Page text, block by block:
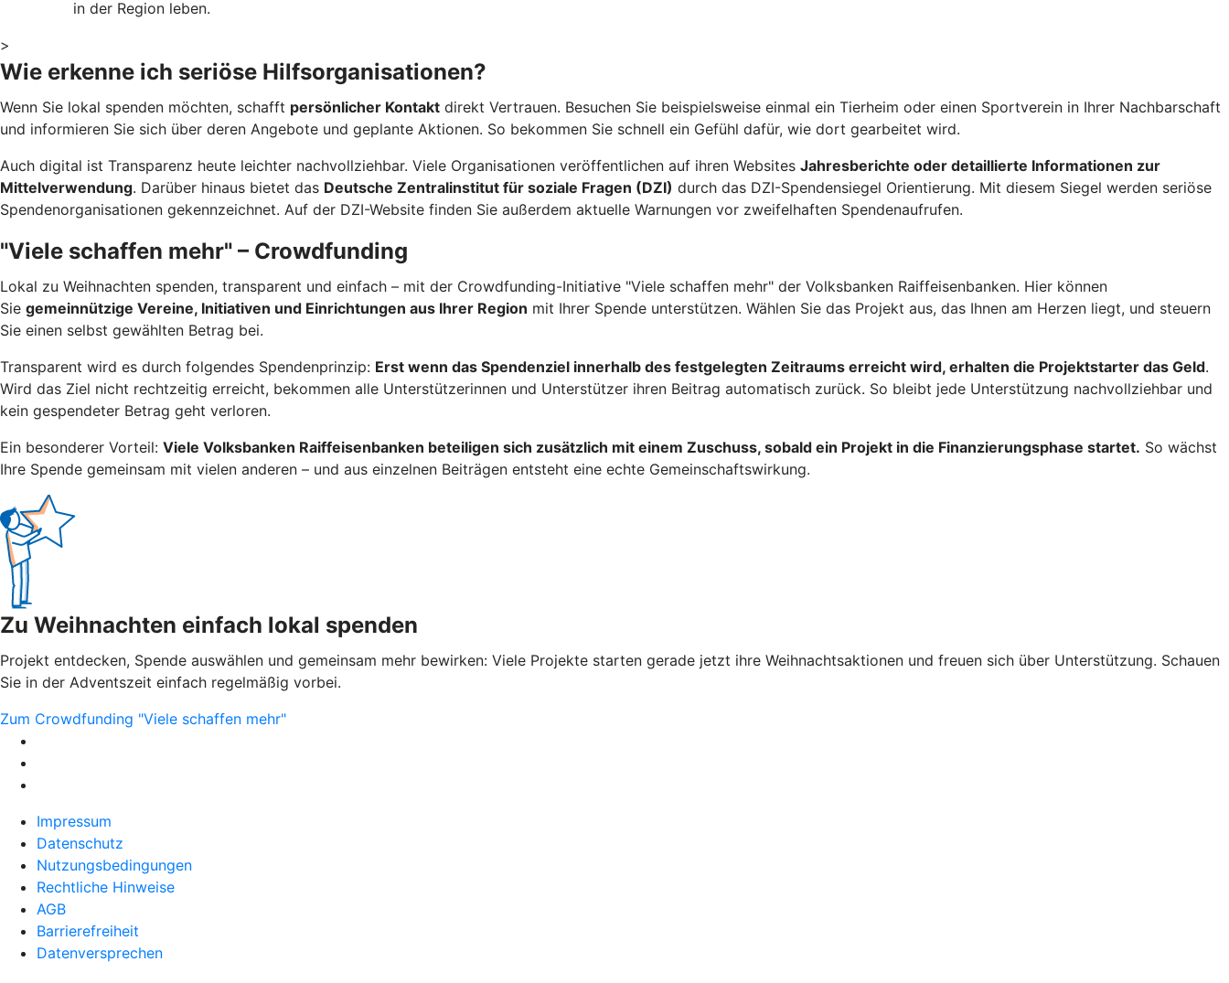
in der Region leben.
>
Wie erkenne ich seriöse Hilfsorganisationen?
Wenn Sie lokal spenden möchten, schafft persönlicher Kontakt direkt Vertrauen. Besuchen Sie beispielsweise einmal ein Tierheim oder einen Sportverein in Ihrer Nachbarschaft
und informieren Sie sich über deren Angebote und geplante Aktionen. So bekommen Sie schnell ein Gefühl dafür, wie dort gearbeitet wird.
Auch digital ist Transparenz heute leichter nachvollziehbar. Viele Organisationen veröffentlichen auf ihren Websites Jahresberichte oder detaillierte Informationen zur
Mittelverwendung. Darüber hinaus bietet das Deutsche Zentralinstitut für soziale Fragen (DZI) durch das DZI-Spendensiegel Orientierung. Mit diesem Siegel werden seriöse
Spendenorganisationen gekennzeichnet. Auf der DZI-Website finden Sie außerdem aktuelle Warnungen vor zweifelhaften Spendenaufrufen.
"Viele schaffen mehr" – Crowdfunding
Lokal zu Weihnachten spenden, transparent und einfach – mit der Crowdfunding-Initiative "Viele schaffen mehr" der Volksbanken Raiffeisenbanken. Hier können
Sie gemeinnützige Vereine, Initiativen und Einrichtungen aus Ihrer Region mit Ihrer Spende unterstützen. Wählen Sie das Projekt aus, das Ihnen am Herzen liegt, und steuern
Sie einen selbst gewählten Betrag bei.
Transparent wird es durch folgendes Spendenprinzip: Erst wenn das Spendenziel innerhalb des festgelegten Zeitraums erreicht wird, erhalten die Projektstarter das Geld.
Wird das Ziel nicht rechtzeitig erreicht, bekommen alle Unterstützerinnen und Unterstützer ihren Beitrag automatisch zurück. So bleibt jede Unterstützung nachvollziehbar und
kein gespendeter Betrag geht verloren.
Ein besonderer Vorteil: Viele Volksbanken Raiffeisenbanken beteiligen sich zusätzlich mit einem Zuschuss, sobald ein Projekt in die Finanzierungsphase startet. So wächst
Ihre Spende gemeinsam mit vielen anderen – und aus einzelnen Beiträgen entsteht eine echte Gemeinschaftswirkung.
Zu Weihnachten einfach lokal spenden
Projekt entdecken, Spende auswählen und gemeinsam mehr bewirken: Viele Projekte starten gerade jetzt ihre Weihnachtsaktionen und freuen sich über Unterstützung. Schauen
Sie in der Adventszeit einfach regelmäßig vorbei.
Zum Crowdfunding "Viele schaffen mehr"
Impressum
Datenschutz
Nutzungsbedingungen
Rechtliche Hinweise
AGB
Barrierefreiheit
Datenversprechen